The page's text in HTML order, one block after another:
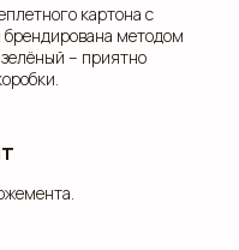
картона с
методом
– приятно